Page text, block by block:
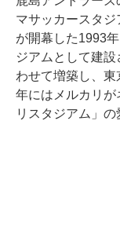
マサッカースタ
が開幕した1993
ジアムとして建
わせて増築し、
年にはメルカリが
リスタジアム」の